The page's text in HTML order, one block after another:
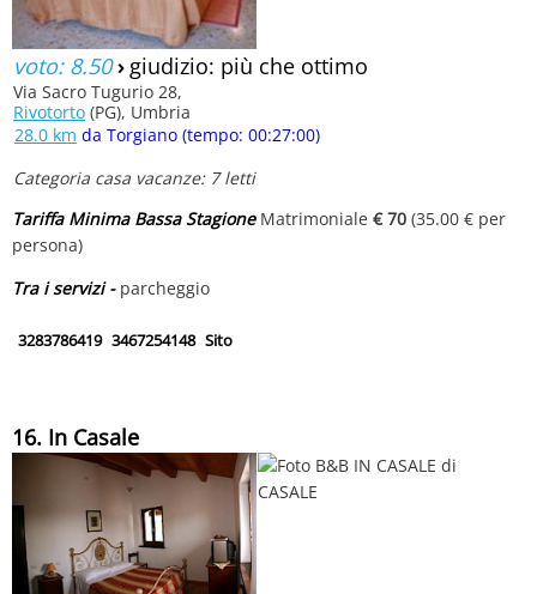
voto: 8.50› giudizio: più che ottimo
Via Sacro Tugurio 28,
Rivotorto (PG), Umbria
28.0 km da Torgiano (tempo: 00:27:00)
Categoria casa vacanze: 7 letti
Tariffa Minima Bassa StagioneMatrimoniale € 70 (35.00 € per
persona)
Tra i servizi - parcheggio
3283786419 3467254148 Sito
16. In Casale